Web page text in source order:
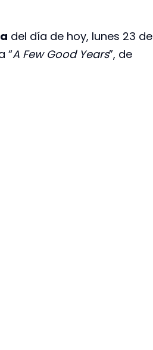
del día de hoy, lunes 23 de
“A Few Good Years”, de